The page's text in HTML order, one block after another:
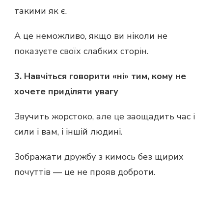
такими як є.
А це неможливо, якщо ви ніколи не
показуєте своїх слабких сторін.
3. Навчіться говорити «ні» тим, кому не
хочете приділяти увагу
Звучить жорстоко, але це заощадить час і
сили і вам, і іншій людині.
Зображати дружбу з кимось без щирих
почуттів — це не прояв доброти.